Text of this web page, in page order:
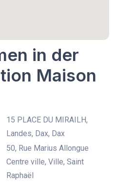
in der
Maison
15 PLACE DU MIRAILH,
Landes, Dax, Dax
50, Rue Marius Allongue
Centre ville, Ville, Saint
Raphaël